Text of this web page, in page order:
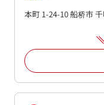
本町 1-24-10船桥市